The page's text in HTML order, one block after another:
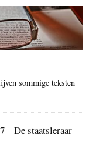
sommige teksten
– De staatsleraar